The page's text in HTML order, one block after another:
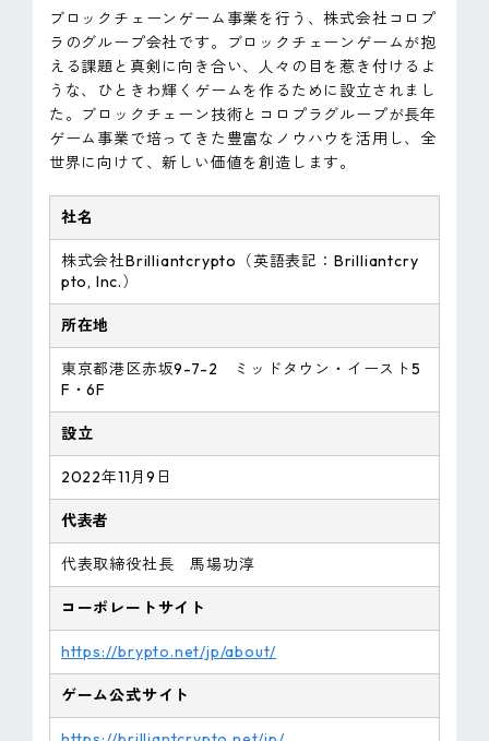
ブロックチェーンゲーム事業を行う、株式会社コロプ
ラのグループ会社です。ブロックチェーンゲームが抱
える課題と真剣に向き合い、人々の目を惹き付けるよ
うな、ひときわ輝くゲームを作るために設立されまし
た。ブロックチェーン技術とコロプラグループが長年
ゲーム事業で培ってきた豊富なノウハウを活用し、全
世界に向けて、新しい価値を創造します。
社名
株式会社Brilliantcrypto（英語表記：Brilliantcry
pto, Inc.）
所在地
東京都港区赤坂9-7-2 ミッドタウン・イースト5
F・6F
設立
2022年11月9日
代表者
代表取締役社長 馬場功淳
コーポレートサイト
https://brypto.net/jp/about/
ゲーム公式サイト